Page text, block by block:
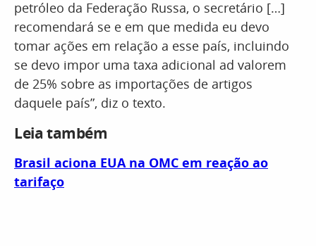
petróleo da Federação Russa, o secretário […]
recomendará se e em que medida eu devo
tomar ações em relação a esse país, incluindo
se devo impor uma taxa adicional ad valorem
de 25% sobre as importações de artigos
daquele país”, diz o texto.
Leia também
Brasil aciona EUA na OMC em reação ao
tarifaço